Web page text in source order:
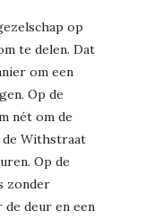
op
te delen. Dat
om een
Op de
nét om de
de Withstraat
Op de
zonder
deur en een